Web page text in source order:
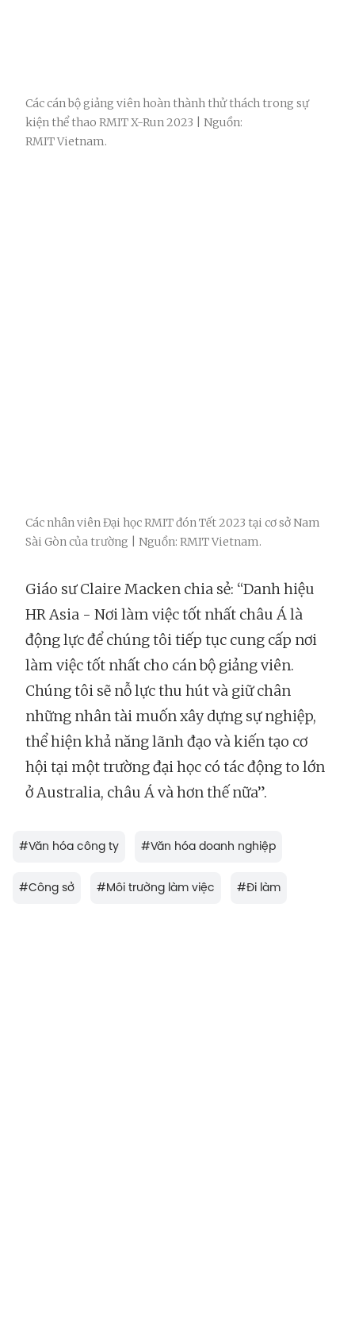
Các cán bộ giảng viên hoàn thành thử thách trong sự
kiện thể thao RMIT X-Run 2023 | Nguồn:
RMIT Vietnam.
Các nhân viên Đại học RMIT đón Tết 2023 tại cơ sở Nam
Sài Gòn của trường | Nguồn: RMIT Vietnam.
Giáo sư Claire Macken chia sẻ: “Danh hiệu
HR Asia - Nơi làm việc tốt nhất châu Á là
động lực để chúng tôi tiếp tục cung cấp nơi
làm việc tốt nhất cho cán bộ giảng viên.
Chúng tôi sẽ nỗ lực thu hút và giữ chân
những nhân tài muốn xây dựng sự nghiệp,
thể hiện khả năng lãnh đạo và kiến tạo cơ
hội tại một trường đại học có tác động to lớn
ở Australia, châu Á và hơn thế nữa”.
#Văn hóa công ty #Văn hóa doanh nghiệp
#Công sở #Môi trường làm việc #Đi làm